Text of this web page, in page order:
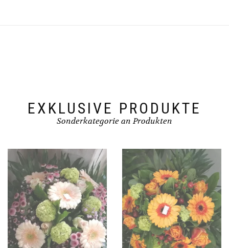
EXKLUSIVE PRODUKTE
Sonderkategorie an Produkten